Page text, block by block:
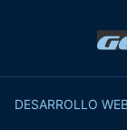
DESARROLLO